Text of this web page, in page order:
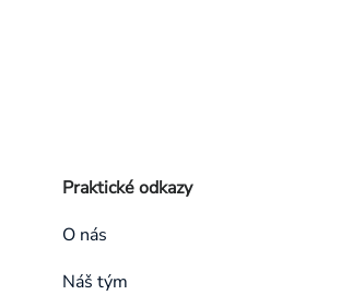
Praktické odkazy
O nás
Náš tým